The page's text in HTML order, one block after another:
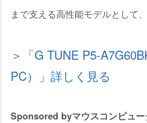
まで支える高性能モデルとして
＞「G TUNE P5-
PC）」詳しく見る
Sponsored byマウスコンピュー